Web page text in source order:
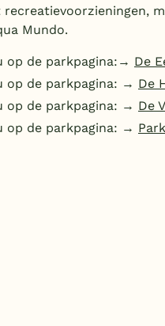
Mundo.
op de parkpagina:→ De
op de parkpagina: → De
op de parkpagina: → De
op de parkpagina: →